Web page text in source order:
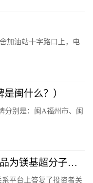
加油站十字路口上，电
闽什么？）
分别是：闽A福州市、闽
藏格矿业：公司中试生产产品为镁基超分子层状结构功能材料，不是镁基超导新材料，不含硼元素
平台上答复了投资者关